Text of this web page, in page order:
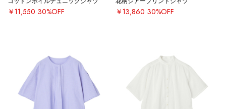
￥11,550 30%OFF ￥13,860 30%OFF